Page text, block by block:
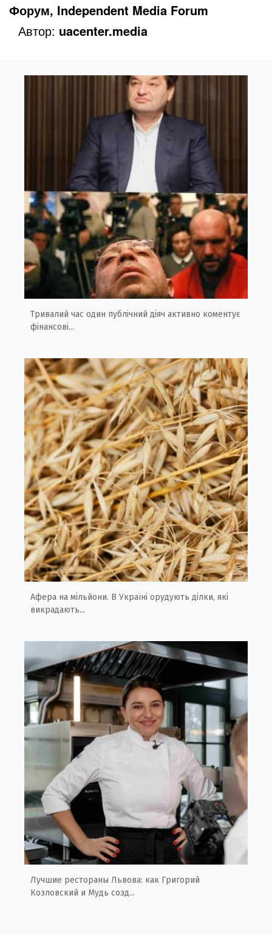
Форум, Independent Media Forum
Автор: uacenter.media
Тривалий час один публічний діяч активно коментує
фінансові...
Афера на мільйони. В Україні орудують ділки, які
викрадають...
Лучшие рестораны Львова: как Григорий
Козловский и Мудь созд...